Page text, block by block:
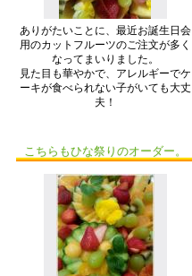
ありがたいことに、最近お誕生日会
用のカットフルーツのご注文が多く
なってまいりました。
見た目も華やかで、アレルギーでケ
ーキが食べられない子がいても大丈
夫！
こちらもひな祭りのオーダー。